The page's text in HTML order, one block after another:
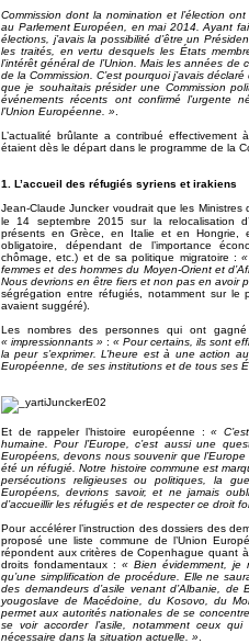
Commission dont la nomination et l’élection
au Parlement Européen, en mai 2014. Ayant
élections, j’avais la possibilité d’être un
les traités, en vertu desquels les États
l’intérêt général de l’Union. Mais les années
de la Commission. C’est pourquoi j’avais
que je souhaitais présider une Commission
événements récents ont confirmé l’urgente
l’Union Européenne. »
L’actualité brûlante a contribué
étaient dès le départ dans le programme de la
1. L’accueil des réfugiés syriens et irakiens
Jean-Claude Juncker voudrait que les Ministres
le 14 septembre 2015 sur la relocalisation
présents en Grèce, en Italie et en Hongrie,
obligatoire, dépendant de l’importance
chômage, etc.) et de sa politique migratoire :
femmes et des hommes du Moyen-Orient et
Nous devrions en être fiers et non pas en avoir
ségrégation entre réfugiés, notamment sur le
avaient suggéré).
Les nombres des personnes qui ont
« impressionnants » : « Pour certains, ils sont
la peur s’exprimer. L’heure est à une action
Européenne, de ses institutions et de tous ses
Et de rappeler l’histoire européenne :«
humaine. Pour l’Europe, c’est aussi une
Européens, devons nous souvenir que
été un réfugié. Notre histoire commune est
persécutions religieuses ou politiques, la
Européens, devrions savoir, et ne jamais
d’accueillir les réfugiés et de respecter ce droit
Pour accélérer l’instruction des dossiers des
proposé une liste commune de l’Union
répondent aux critères de Copenhague quant
droits fondamentaux :« Bien évidemment, je
qu’une simplification de procédure. Elle ne
des demandeurs d’asile venant d’Albanie, de
yougoslave de Macédoine, du Kosovo, du
permet aux autorités nationales de se
se voir accorder l’asile, notamment ceux
nécessaire dans la situation actuelle. »